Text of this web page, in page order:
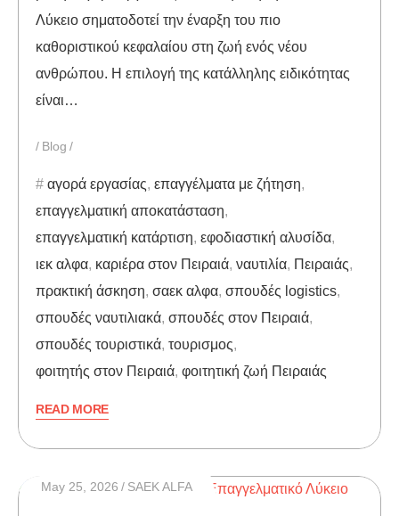
Λύκειο σηματοδοτεί την έναρξη του πιο
καθοριστικού κεφαλαίου στη ζωή ενός νέου
ανθρώπου. Η επιλογή της κατάλληλης ειδικότητας
είναι…
Blog
αγορά εργασίας, επαγγέλματα με ζήτηση,
επαγγελματική αποκατάσταση,
επαγγελματική κατάρτιση, εφοδιαστική αλυσίδα,
ιεκ αλφα, καριέρα στον Πειραιά, ναυτιλία, Πειραιάς,
πρακτική άσκηση, σαεκ αλφα, σπουδές logistics,
σπουδές ναυτιλιακά, σπουδές στον Πειραιά,
σπουδές τουριστικά, τουρισμος,
φοιτητής στον Πειραιά, φοιτητική ζωή Πειραιάς
READ MORE
May 25, 2026 SAEK ALFA